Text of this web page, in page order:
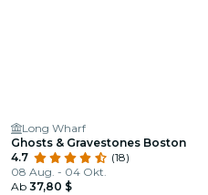
Long Wharf
Ghosts & Gravestones Boston
4.7
(18)
08 Aug. - 04 Okt.
Ab 37,80 $